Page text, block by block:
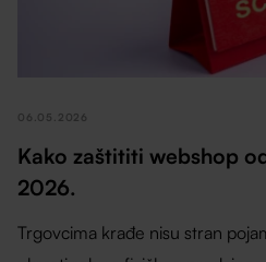
06.05.2026
Kako zaštititi webshop
2026.
Trgovcima krađe nisu stran